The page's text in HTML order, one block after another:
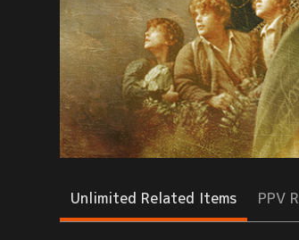
Unlimited Related Items PPV